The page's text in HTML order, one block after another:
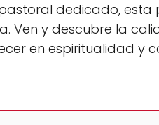
dedicado,
Ven y descubre la
en espiritualidad y